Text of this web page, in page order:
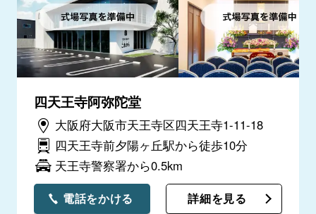
四天王寺阿弥陀堂
大阪府大阪市天王寺区四天王寺1-11-18
四天王寺前夕陽ヶ丘駅から徒歩10分
天王寺警察署から0.5km
電話をかける 詳細を見る